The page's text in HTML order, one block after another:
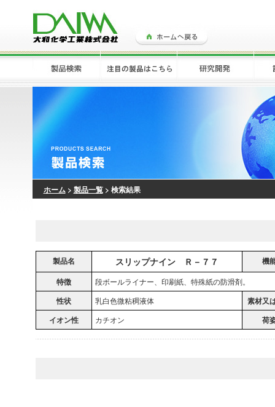
ホーム> 製品一覧> 検索結果
製品名 スリップナイン Ｒ－７７
機
特徴
段ボールライナー、印刷紙、特殊紙の防滑剤。
性状 乳白色微粘稠液体
素材又
イオン性
カチオン 荷